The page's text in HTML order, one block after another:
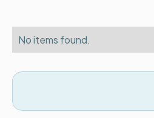
No items found.